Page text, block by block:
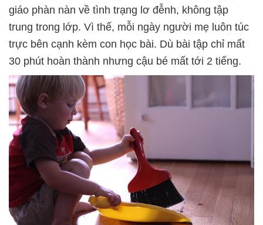
giáo phàn nàn về tình trạng lơ đễnh, không tập
trung trong lớp. Vì thế, mỗi ngày người mẹ luôn túc
trực bên cạnh kèm con học bài. Dù bài tập chỉ mất
30 phút hoàn thành nhưng cậu bé mất tới 2 tiếng.